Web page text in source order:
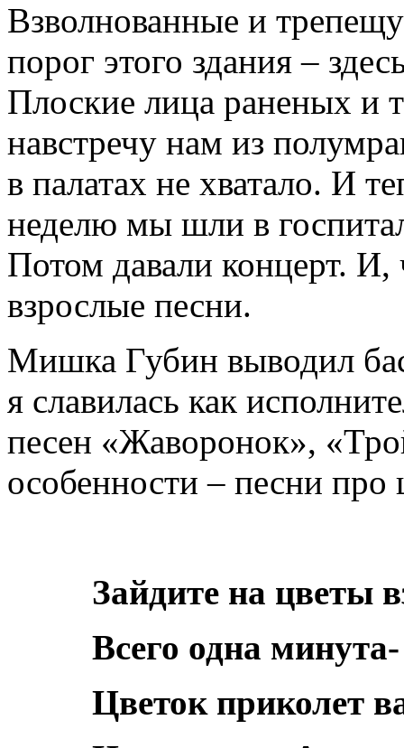
Взволнованные и
порог этого здания –
Плоские лица раненых и
навстречу нам из
в палатах не хватало. И
неделю мы шли в
Потом давали концерт. И,
взрослые песни.
Мишка Губин выводил
я славилась как
песен «Жаворонок»,
особенности – песни
Зайдите на цветы
Всего одна минута-
Цветок приколет